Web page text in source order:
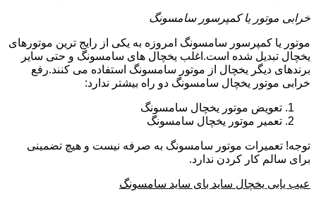
خرابی موتور یا کمپرسور سامسونگ
موتور یا کمپرسور سامسونگ امروزه به یکی از رایج ترین موتورهای
یخچال تبدیل شده است.اغلب یخچال های سامسونگ و حتی سایر
برندهای دیگر یخچال از موتور سامسونگ استفاده می کنند.رفع
خرابی موتور یخچال سامسونگ دو راه بیشتر ندارد:
تعویض موتور یخچال سامسونگ
تعمیر موتور یخچال سامسونگ
توجه! تعمیرات موتور سامسونگ به صرفه نیست و هیچ تضمینی
برای سالم کار کردن ندارد.
عیب یابی یخچال ساید بای ساید سامسونگ